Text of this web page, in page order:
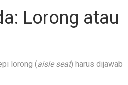
Lorong atau
lorong (aisle seat) harus dijawab